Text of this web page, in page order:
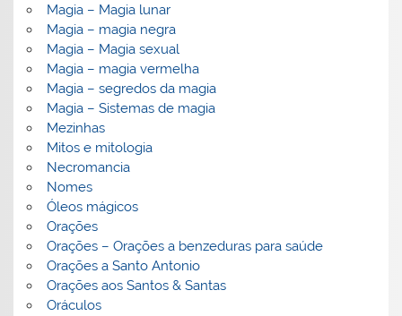
Magia – Magia lunar
Magia – magia negra
Magia – Magia sexual
Magia – magia vermelha
Magia – segredos da magia
Magia – Sistemas de magia
Mezinhas
Mitos e mitologia
Necromancia
Nomes
Óleos mágicos
Orações
Orações – Orações a benzeduras para saúde
Orações a Santo Antonio
Orações aos Santos & Santas
Oráculos